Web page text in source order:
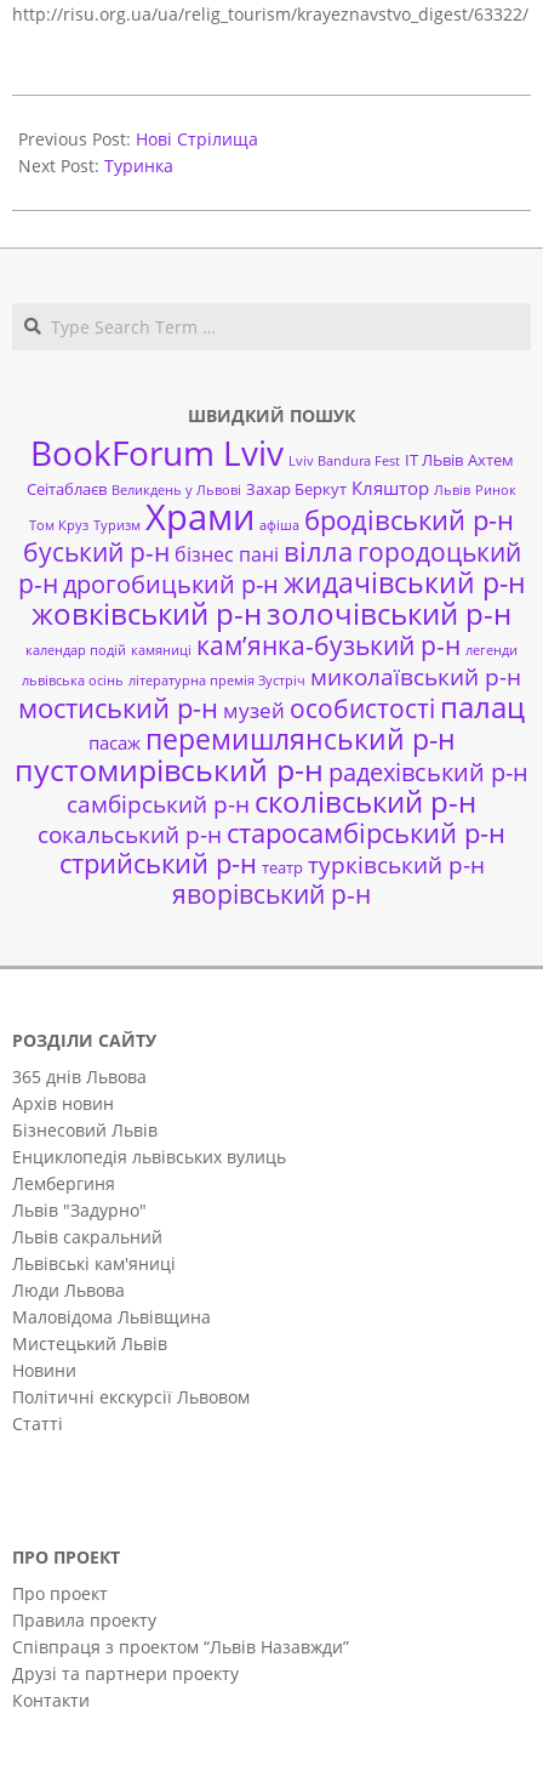
http://risu.org.ua/ua/relig_tourism/krayeznavstvo_digest/63322/
10-
09
Previous Post: Нові Стрілища
Next Post: Туринка
ШВИДКИЙ ПОШУК
BookForum Lviv Lviv Bandura Fest ІТ ЛЬвів Ахтем
Сеітаблаєв Великдень у Львові Захар Беркут Кляштор Львів Ринок
Том Круз Туризм Храми афіша бродівський р-н
буський р-н бізнес пані вілла городоцький
р-ндрогобицький р-н жидачівський р-н
жовківський р-нзолочівський р-н
календар подій камяниці кам’янка-бузький р-н легенди
львівська осінь літературна премія Зустріч миколаївський р-н
мостиський р-н музей особистості палац
пасаж перемишлянський р-н
пустомирівський р-н радехівський р-н
самбірський р-н сколівський р-н
сокальський р-н старосамбірський р-н
стрийський р-н театр турківський р-н
яворівський р-н
РОЗДІЛИ САЙТУ
365 днів Львова
Архів новин
Бізнесовий Львів
Енциклопедія львівських вулиць
Лембергиня
Львів "Задурно"
Львів сакральний
Львівські кам'яниці
Люди Львова
Маловідома Львівщина
Мистецький Львів
Новини
Політичні екскурсії Львовом
Статті
ПРО ПРОЕКТ
Про проект
Правила проекту
Співпраця з проектом “Львів Назавжди”
Друзі та партнери проекту
Контакти